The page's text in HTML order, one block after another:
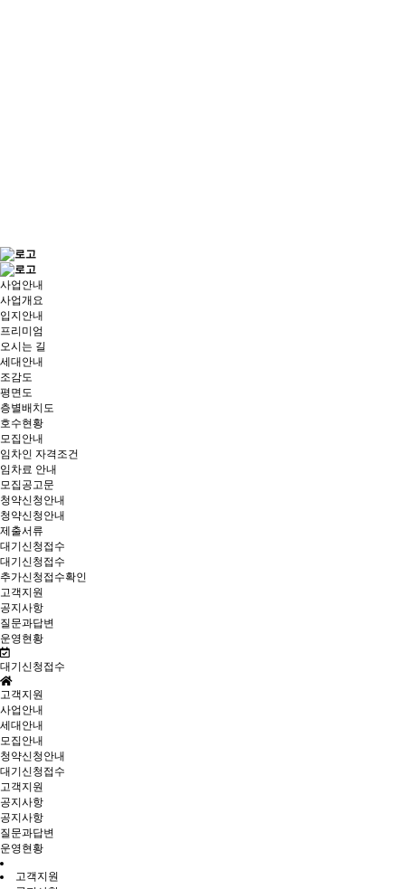
사업안내
사업개요
입지안내
프리미엄
오시는 길
세대안내
조감도
평면도
층별배치도
호수현황
모집안내
임차인 자격조건
임차료 안내
모집공고문
청약신청안내
청약신청안내
제출서류
대기신청접수
대기신청접수
추가신청접수확인
고객지원
공지사항
질문과답변
운영현황
대기신청접수
고객지원
사업안내
세대안내
모집안내
청약신청안내
대기신청접수
고객지원
공지사항
공지사항
질문과답변
운영현황
고객지원